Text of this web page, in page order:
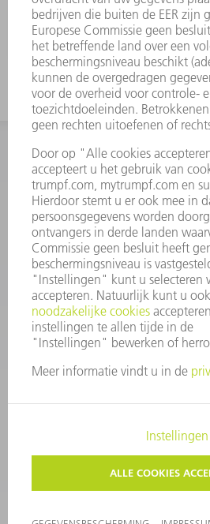
INFORMATIE
Veel gestelde
Algemene
CONTACT
+31 88 4002
Ma. - vr. 8.00 -